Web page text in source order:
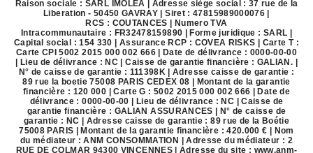
Raison sociale : SARL IMOLEA | Adresse siège social : 37 rue de la
Liberation - 50450 GAVRAY | Siret : 47815989000076 |
RCS : COUTANCES | Numero TVA
Intracommunautaire : FR32478159890 | Forme juridique : SARL |
Capital social : 154 330 | Assurance RCP : COVEA RISKS | Carte T :
Carte CPI 5002 2015 000 002 666 | Date de délivrance : 0000-00-00
| Lieu de délivrance : NC | Caisse de garantie financière : GALIAN. |
N° de caisse de garantie : 111398K | Adresse caisse de garantie :
89 rue la boetie 75008 PARIS CEDEX 08 | Montant de la garantie
financière : 120 000 | Carte G : 5002 2015 000 002 666 | Date de
délivrance : 0000-00-00 | Lieu de délivrance : NC | Caisse de
garantie financière : GALIAN ASSURANCES | N° de caisse de
garantie : NC | Adresse caisse de garantie : 89 rue de la Boétie
75008 PARIS | Montant de la garantie financière : 420.000 € | Nom
du médiateur : ANM CONSOMMATION | Adresse du médiateur : 2
RUE DE COLMAR 94300 VINCENNES | Adresse du site : www.anm-